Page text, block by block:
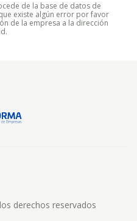
de la base de datos de
que existe algún error por favor
de la empresa a la dirección
derechos reservados